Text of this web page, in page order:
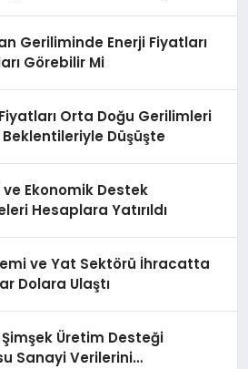
Geriliminde Enerji Fiyatları
Görebilir Mi
Orta Doğu Gerilimleri
Beklentileriyle Düşüşte
ve Ekonomik Destek
Hesaplara Yatırıldı
ve Yat Sektörü İhracatta
Dolara Ulaştı
Üretim Desteği
Sanayi Verilerini